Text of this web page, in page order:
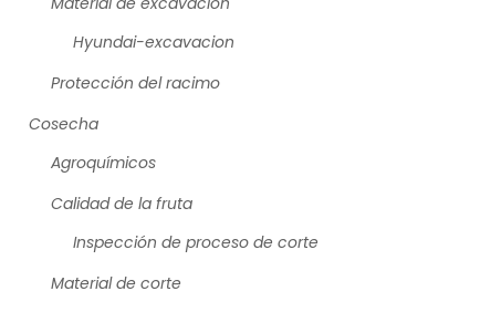
Hyundai-excavacion
Protección del racimo
Cosecha
Agroquímicos
Calidad de la fruta
Inspección de proceso de corte
Material de corte